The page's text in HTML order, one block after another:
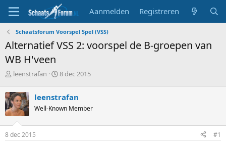
Aanmelden Registreren
Schaatsforum Voorspel Spel (VSS)
Alternatief VSS 2: voorspel de B-groepen van
WB H'veen
T
p
i
c
s
t
a
leenstrafan
S
r
t
a
8 dec 2015
leenstrafan
Well-Known Member
8 dec 2015 #1